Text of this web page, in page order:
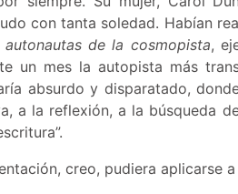
con tanta soledad. Habían
autonautas de la cosmopista,
un mes la autopista más
absurdo y disparatado,
a la reflexión, a la búsqueda
creo, pudiera aplicarse